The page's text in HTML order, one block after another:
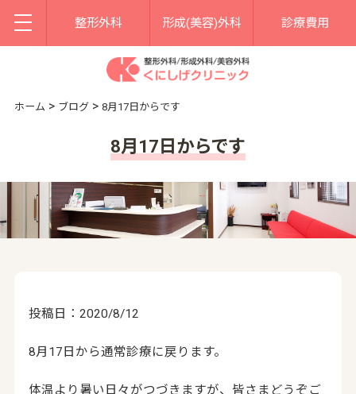
整形外科 形成(美容)外科 診療費用
ホーム > ブログ> 8月17日からです
8月17日からです
投稿日：2020/8/12
8月17日から通常診療に戻ります。
体温より暑い日々がつづきますが、皆さまどうぞご